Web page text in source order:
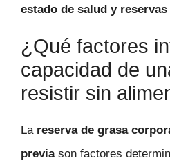
estado de salud y reservas
¿Qué factores
capacidad de
resistir sin
La reserva de grasa
previason factores